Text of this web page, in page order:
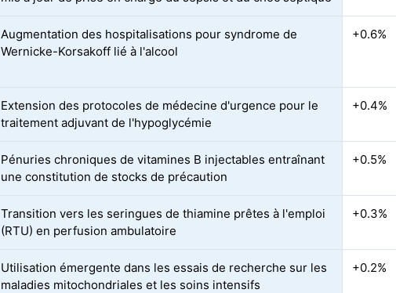
Augmentation des hospitalisations pour syndrome de
Wernicke-Korsakoff lié à l'alcool
+0.6%
Extension des protocoles de médecine d'urgence pour le
traitement adjuvant de l'hypoglycémie
+0.4%
Pénuries chroniques de vitamines B injectables entraînant
une constitution de stocks de précaution
+0.5%
Transition vers les seringues de thiamine prêtes à l'emploi
(RTU) en perfusion ambulatoire
+0.3%
Utilisation émergente dans les essais de recherche sur les
maladies mitochondriales et les soins intensifs
+0.2%